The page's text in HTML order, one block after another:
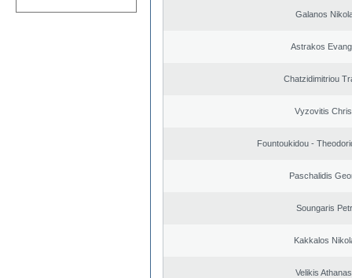
Galanos
Astrakos
Chatzidimitriou
Vyzovitis
Fountoukidou -
Paschalidis
Soungaris
Kakkalos
Velikis